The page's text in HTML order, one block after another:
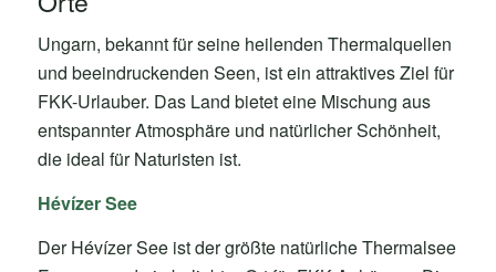
Ungarn, bekannt für seine heilenden Thermalquellen
und beeindruckenden Seen, ist ein attraktives Ziel für
FKK-Urlauber. Das Land bietet eine Mischung aus
entspannter Atmosphäre und natürlicher Schönheit,
die ideal für Naturisten ist.
Hévízer See
Der Hévízer See ist der größte natürliche Thermalsee